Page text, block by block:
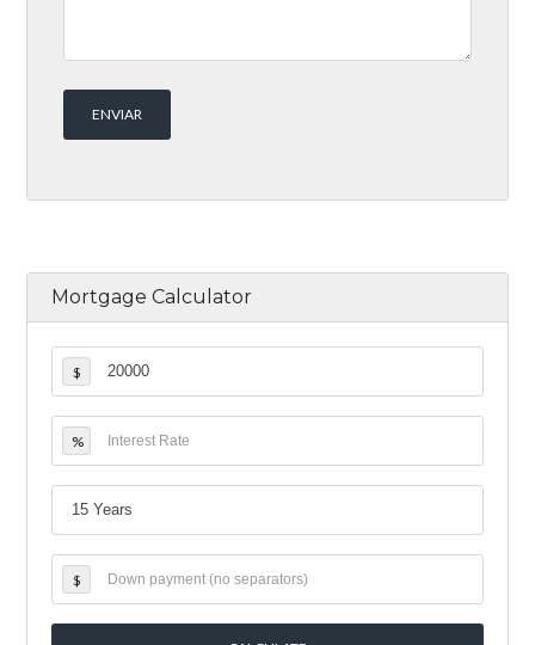
Mortgage Calculator
$
%
$